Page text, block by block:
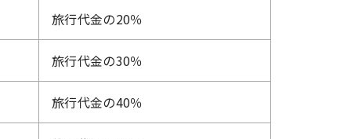
旅行代金の20％
旅行代金の30％
旅行代金の40％